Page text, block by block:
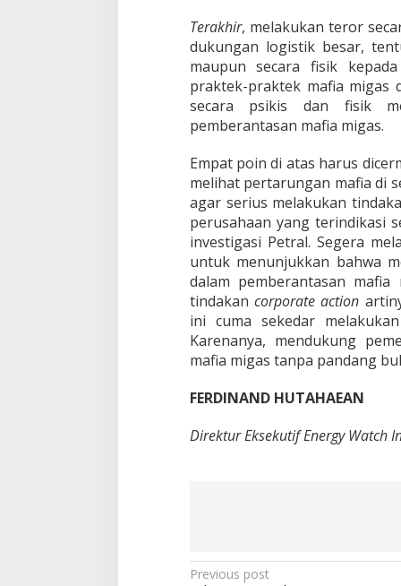
Terakhir, melakukan teror
dukungan logistik besar,
maupun secara fisik
praktek-praktek mafia migas
secara psikis dan fisik
pemberantasan mafia migas.
Empat poin di atas harus
melihat pertarungan mafia di
agar serius melakukan
perusahaan yang terindikasi
investigasi Petral. Segera
untuk menunjukkan bahwa
dalam pemberantasan
tindakancorporate action
ini cuma sekedar
Karenanya, mendukung
mafia migas tanpa pandang
FERDINAND HUTAHAEAN
Direktur Eksekutif Energy Watch
P
Previous post